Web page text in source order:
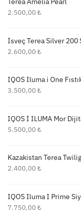
2.500,00 ₺
İsveç Terea Silver 200
2.600,00 ₺
IQOS Iluma i One
3.500,00 ₺
IQOS İ ILUMA Mor
5.500,00 ₺
Kazakistan Terea
2.400,00 ₺
IQOS Iluma I Prime
7.750,00 ₺